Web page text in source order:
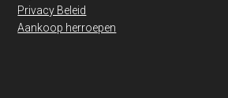
Privacy Beleid
Aankoop herroepen